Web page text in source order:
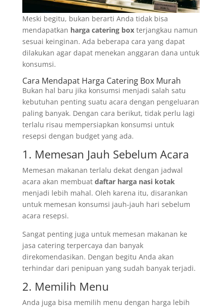
Meski begitu, bukan berarti Anda tidak bisa
mendapatkan harga catering boxterjangkau namun
sesuai keinginan. Ada beberapa cara yang dapat
dilakukan agar dapat menekan anggaran dana untuk
konsumsi.
Cara Mendapat Harga Catering Box Murah
Bukan hal baru jika konsumsi menjadi salah satu
kebutuhan penting suatu acara dengan pengeluaran
paling banyak. Dengan cara berikut, tidak perlu lagi
terlalu risau mempersiapkan konsumsi untuk
resepsi dengan budget yang ada.
1. Memesan Jauh Sebelum Acara
Memesan makanan terlalu dekat dengan jadwal
acara akan membuat daftar harga nasi kotak
menjadi lebih mahal. Oleh karena itu, disarankan
untuk memesan konsumsi jauh-jauh hari sebelum
acara resepsi.
Sangat penting juga untuk memesan makanan ke
jasa catering terpercaya dan banyak
direkomendasikan. Dengan begitu Anda akan
terhindar dari penipuan yang sudah banyak terjadi.
2. Memilih Menu
Anda juga bisa memilih menu dengan harga lebih